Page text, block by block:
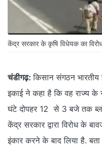
केंद्र सरकार के कृषि विधेयक का
चंडीगढ़: किसान संगठन भारतीय
इकाई ने कहा है कि वह राज्य के
घंटे दोपहर 12 से 3 बजे तक
केंद्र सरकार द्वारा विरोध के
इंकार करने के बाद लिया है.